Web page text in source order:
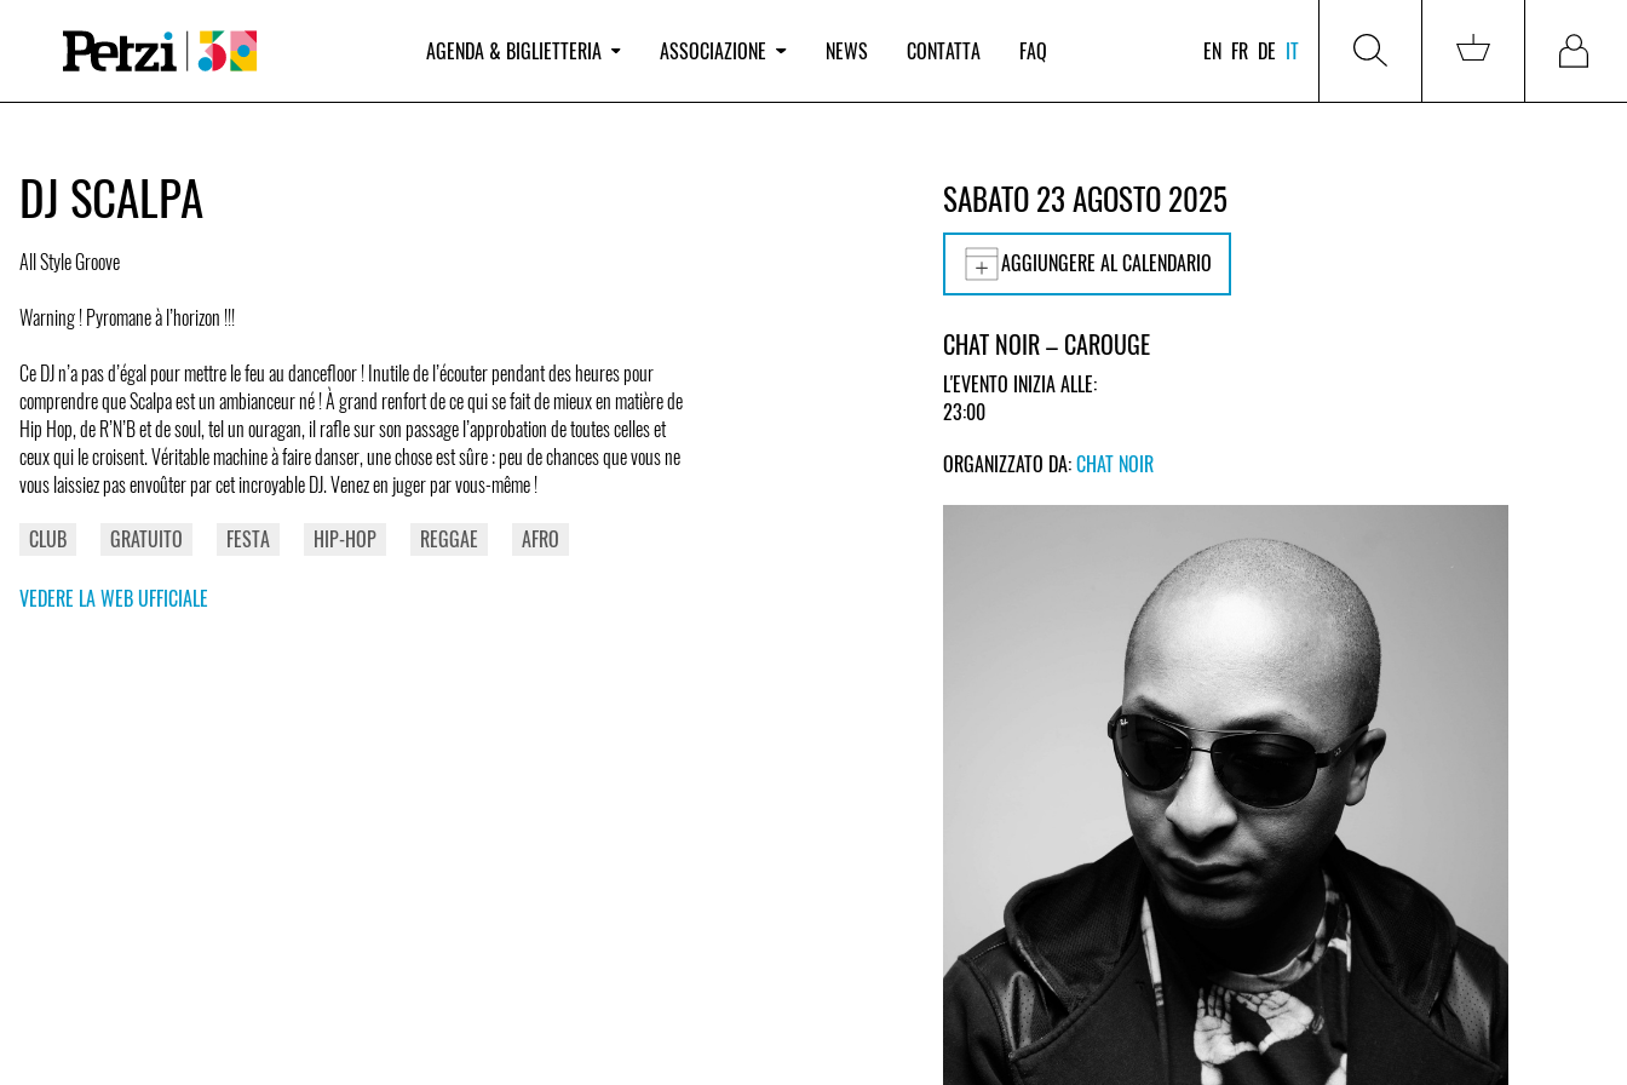
AGENDA & BIGLIETTERIA ASSOCIAZIONE NEWS CONTATTA FAQ EN FR DE IT
DJ SCALPA
All Style Groove
Warning ! Pyromane à l’horizon !!!
Ce DJ n’a pas d’égal pour mettre le feu au dancefloor ! Inutile de l’écouter pendant des heures pour
comprendre que Scalpa est un ambianceur né ! À grand renfort de ce qui se fait de mieux en matière de
Hip Hop, de R’N’B et de soul, tel un ouragan, il rafle sur son passage l’approbation de toutes celles et
ceux qui le croisent. Véritable machine à faire danser, une chose est sûre : peu de chances que vous ne
vous laissiez pas envoûter par cet incroyable DJ. Venez en juger par vous-même !
CLUB
GRATUITO FESTA HIP-HOP REGGAE AFRO
VEDERE LA WEB UFFICIALE
SABATO 23 AGOSTO 2025
AGGIUNGERE AL CALENDARIO
CHAT NOIR – CAROUGE
L'EVENTO INIZIA ALLE:
23:00
ORGANIZZATO DA:CHAT NOIR